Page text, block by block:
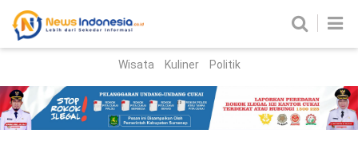
Parlemen
Wisata Kuliner Politik